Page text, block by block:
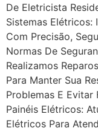
De Eletricista
Sistemas Elétricos:
Com Precisão,
Normas De
Realizamos
Para Manter Sua
Problemas E Evitar
Painéis Elétricos:
Elétricos Para